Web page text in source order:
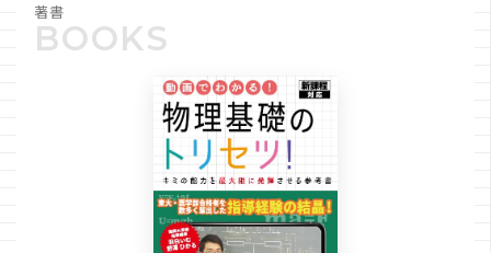
著書